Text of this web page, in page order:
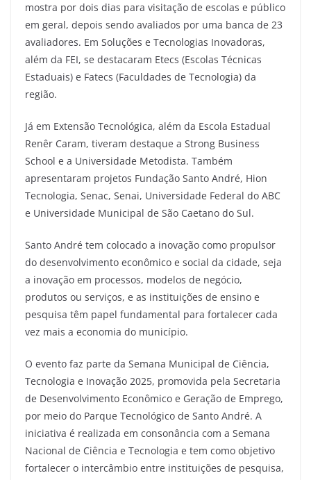
mostra por dois dias para visitação de escolas e público
em geral, depois sendo avaliados por uma banca de 23
avaliadores. Em Soluções e Tecnologias Inovadoras,
além da FEI, se destacaram Etecs (Escolas Técnicas
Estaduais) e Fatecs (Faculdades de Tecnologia) da
região.
Já em Extensão Tecnológica, além da Escola Estadual
Renêr Caram, tiveram destaque a Strong Business
School e a Universidade Metodista. Também
apresentaram projetos Fundação Santo André, Hion
Tecnologia, Senac, Senai, Universidade Federal do ABC
e Universidade Municipal de São Caetano do Sul.
Santo André tem colocado a inovação como propulsor
do desenvolvimento econômico e social da cidade, seja
a inovação em processos, modelos de negócio,
produtos ou serviços, e as instituições de ensino e
pesquisa têm papel fundamental para fortalecer cada
vez mais a economia do município.
O evento faz parte da Semana Municipal de Ciência,
Tecnologia e Inovação 2025, promovida pela Secretaria
de Desenvolvimento Econômico e Geração de Emprego,
por meio do Parque Tecnológico de Santo André. A
iniciativa é realizada em consonância com a Semana
Nacional de Ciência e Tecnologia e tem como objetivo
fortalecer o intercâmbio entre instituições de pesquisa,